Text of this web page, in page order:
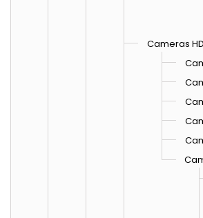
Cameras